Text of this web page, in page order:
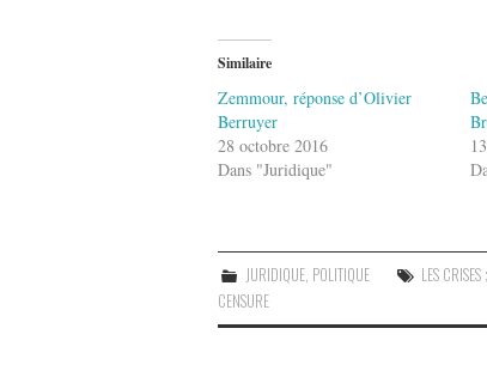
Similaire
Zemmour, réponse d’Olivier
Berruyer
28 octobre 2016
Dans "Juridique"
JURIDIQUE, POLITIQUE
LES
CENSURE